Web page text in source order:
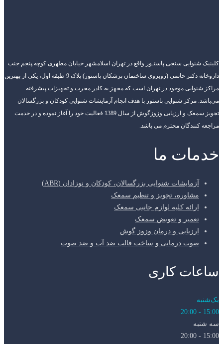
کلینیک شنوایی سنجی پاستـور واقع در تهران اسلامشهر خیابان مطهری کوچه پنجم جنب
داروخانه دکتر حاتمی (روبروی ساختمان پزشکان پاستور) پلاک 9 طبقه اول، یکی از بهترین
مراکز شنوایی موجود در تهران است که مجهز به کادر مجرب و تجهیزات پیشرفته
می‌باشد. مرکز شنوایی پاستور با هدف انجام آزمایشات شنوایی کودکان و بزرگسالان
تجویز سمعک و ارزیابی وزوزگوش از سال 1389 فعالیت خود را آغاز نموده و در خدمت
مراجعه کنندگان محترم می باشد.
خدمات ما
آزمایشات شنوایی بزرگسالان، کودکان و نوزادان (ABR)
مشاوره، تجویز و تنظیم سمعک
ارائه کلیه لوازم جانبی سمعک
تعمیر و تعویض سمعک
ارزیابی و درمان وزوز گوش
صوت درمانی و ساخت قالب ضد آب و ضد صوت
ساعات کاری
یک‌شنبه
15:00 - 20:00
سه شنبه
15:00 - 20:00